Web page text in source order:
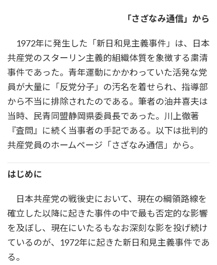
「さざなみ通信」から
1972年に発生した「新日和見主義事件」は、日本
共産党のスターリン主義的組織体質を象徴する粛清
事件であった。青年運動にかかわっていた活発な党
員が大量に「反党分子」の汚名を着せられ、指導部
から不当に排除されたのである。筆者の油井喜夫は
当時、民青同盟静岡県委員長であった。川上徹著
『査問』に続く当事者の手記である。以下は批判的
共産党員のホームページ「さざなみ通信」から。
はじめに
日本共産党の戦後史において、現在の綱領路線を
確立した以降に起きた事件の中で最も否定的な影響
を及ぼし、現在にいたるもなお深刻な影を投げ続け
ているのが、1972年に起きた新日和見主義事件であ
る。